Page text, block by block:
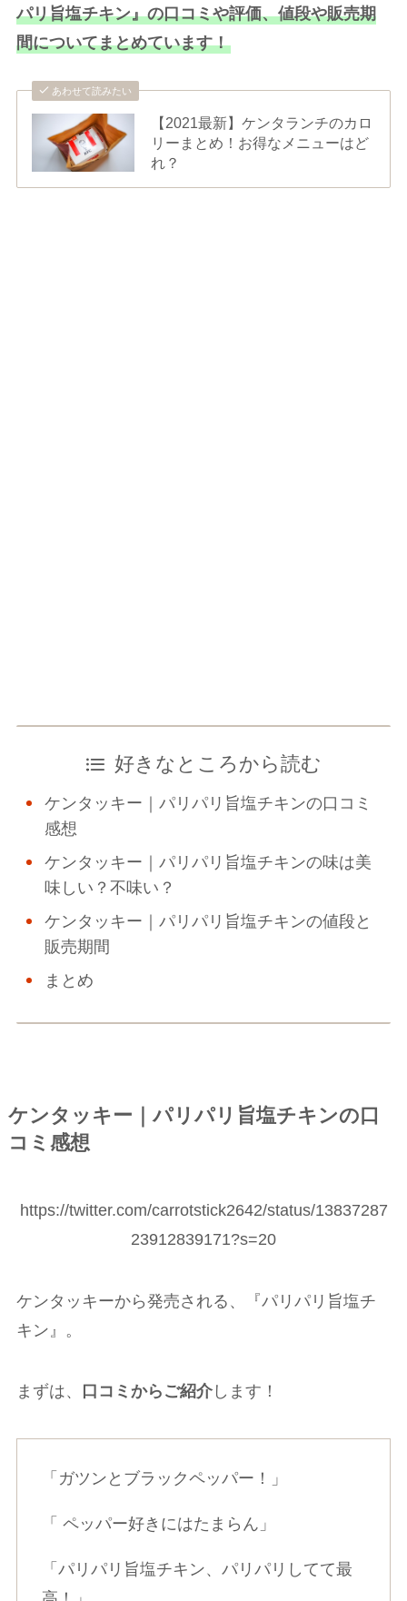
パリ旨塩チキン』の口コミや評価、値段や販売期
間についてまとめています！
あわせて読みたい
【2021最新】ケンタランチのカロ
リーまとめ！お得なメニューはど
れ？
好きなところから読む
ケンタッキー｜パリパリ旨塩チキンの口コミ
感想
ケンタッキー｜パリパリ旨塩チキンの味は美
味しい？不味い？
ケンタッキー｜パリパリ旨塩チキンの値段と
販売期間
まとめ
ケンタッキー｜パリパリ旨塩チキンの口
コミ感想
https://twitter.com/carrotstick2642/status/13837287
23912839171?s=20
ケンタッキーから発売される、『パリパリ旨塩チ
キン』。
まずは、 口コミからご紹介します！
「ガツンとブラックペッパー！」
「 ペッパー好きにはたまらん」
「パリパリ旨塩チキン、パリパリしてて最